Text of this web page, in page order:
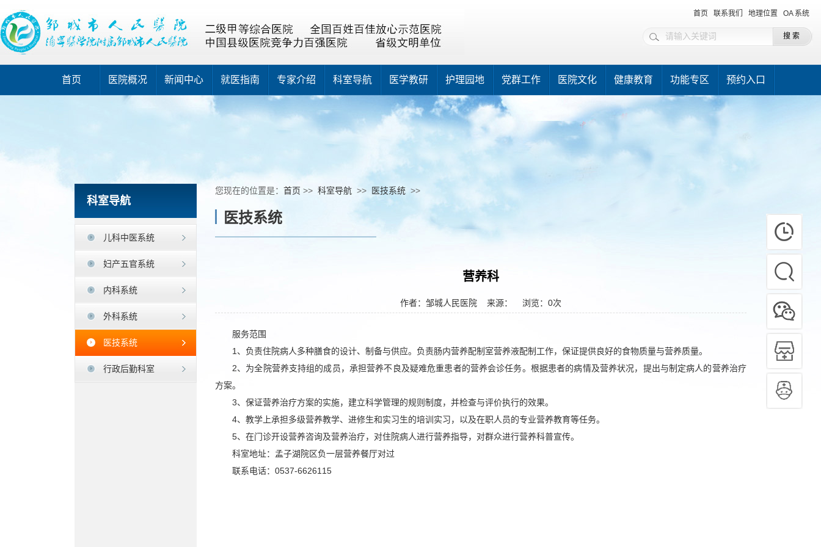
首页 联系我们 地理位置 OA 系统
首页 医院概况 新闻中心 就医指南 专家介绍 科室导航 医学教研 护理园地 党群工作 医院文化 健康教育 功能专区 预约入口
科室导航
儿科中医系统
妇产五官系统
内科系统
外科系统
医技系统
行政后勤科室
您现在的位置是： 首页 >> 科室导航 >> 医技系统 >>
医技系统
营养科
作者：邹城人民医院 来源： 浏览： 0次
服务范围
1、负责住院病人多种膳食的设计、制备与供应。负责肠内营养配制室营养液配制工作，保证提供良好的食物质量与营养质量。
2、为全院营养支持组的成员，承担营养不良及疑难危重患者的营养会诊任务。根据患者的病情及营养状况，提出与制定病人的营养治疗
方案。
3、保证营养治疗方案的实施，建立科学管理的规则制度，并检查与评价执行的效果。
4、教学上承担多级营养教学、进修生和实习生的培训实习，以及在职人员的专业营养教育等任务。
5、在门诊开设营养咨询及营养治疗，对住院病人进行营养指导，对群众进行营养科普宣传。
科室地址：孟子湖院区负一层营养餐厅对过
联系电话：0537-6626115